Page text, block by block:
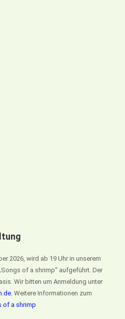
2026, wird ab 19 Uhr in unserem
of a shrimp“ aufgeführt. Der
Wir bitten um Anmeldung unter
. Weitere Informationen zum
of a shrimp